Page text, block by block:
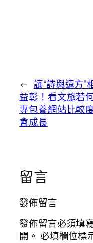
← 讓“詩與遠方”
益彰！看文旅若
專包養網站比較
會成長
留言
發佈留言
發佈留言必須填
開。 必填欄位標